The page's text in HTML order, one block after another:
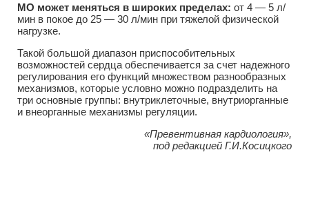
МО может меняться в широких пределах: от 4 — 5 л/
мин в покое до 25 — 30 л/мин при тяжелой физической
нагрузке.
Такой большой диапазон приспособительных
возможностей сердца обеспечивается за счет надежного
регулирования его функций множеством разнообразных
механизмов, которые условно можно подразделить на
три основные группы: внутриклеточные, внутриорганные
и внеорганные механизмы регуляции.
«Превентивная кардиология»,
под редакцией Г.И.Косицкого